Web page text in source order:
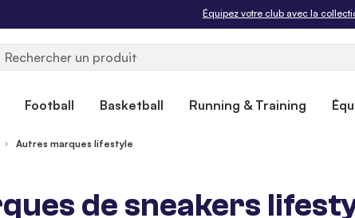
Équipez votre club avec la
Football Basketball Running & Training
Autres marques lifestyle
de sneakers